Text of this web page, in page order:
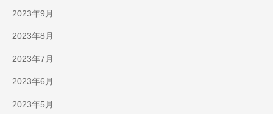
2023年9月
2023年8月
2023年7月
2023年6月
2023年5月